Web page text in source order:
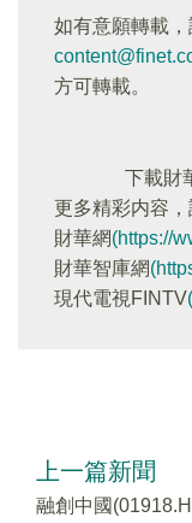
如有意願轉載
方可轉載。
下載財
更多精彩内容，
財華網(https://
財華智庫網
現代電視FINTV
上一篇新聞
融創中國